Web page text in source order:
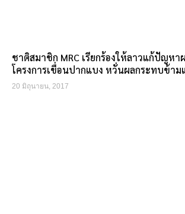
ชาติสมาชิก MRC เรียกร้องให้ลาวแก้ปัญหา
โครงการเขื่อนปากแบง หวั่นผลกระทบข้า
20 มิถุนายน, 2017